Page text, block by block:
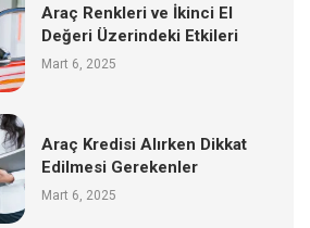
Araç Renkleri ve İkinci El
Değeri Üzerindeki Etkileri
Mart 6, 2025
Araç Kredisi Alırken Dikkat
Edilmesi Gerekenler
Mart 6, 2025